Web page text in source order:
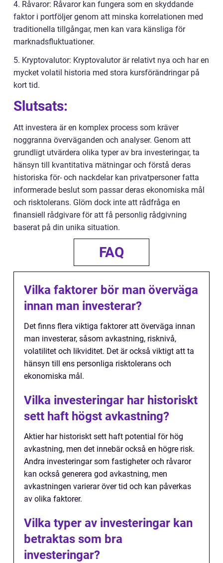
4. Råvaror: Råvaror kan fungera som en skyddande
faktor i portföljer genom att minska korrelationen med
traditionella tillgångar, men kan vara känsliga för
marknadsfluktuationer.
5. Kryptovalutor: Kryptovalutor är relativt nya och har en
mycket volatil historia med stora kursförändringar på
kort tid.
Slutsats:
Att investera är en komplex process som kräver
noggranna överväganden och analyser. Genom att
grundligt utvärdera olika typer av bra investeringar, ta
hänsyn till kvantitativa mätningar och förstå deras
historiska för- och nackdelar kan privatpersoner fatta
informerade beslut som passar deras ekonomiska mål
och risktolerans. Glöm dock inte att rådfråga en
finansiell rådgivare för att få personlig rådgivning
baserat på din unika situation.
FAQ
Vilka faktorer bör man överväga
innan man investerar?
Det finns flera viktiga faktorer att överväga innan
man investerar, såsom avkastning, risknivå,
volatilitet och likviditet. Det är också viktigt att ta
hänsyn till ens personliga risktolerans och
ekonomiska mål.
Vilka investeringar har historiskt
sett haft högst avkastning?
Aktier har historiskt sett haft potential för hög
avkastning, men det innebär också en högre risk.
Andra investeringar som fastigheter och råvaror
kan också generera god avkastning, men
avkastningen varierar över tid och kan påverkas
av olika faktorer.
Vilka typer av investeringar kan
betraktas som bra
investeringar?